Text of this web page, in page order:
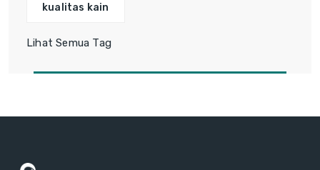
kualitas kain
Lihat Semua Tag